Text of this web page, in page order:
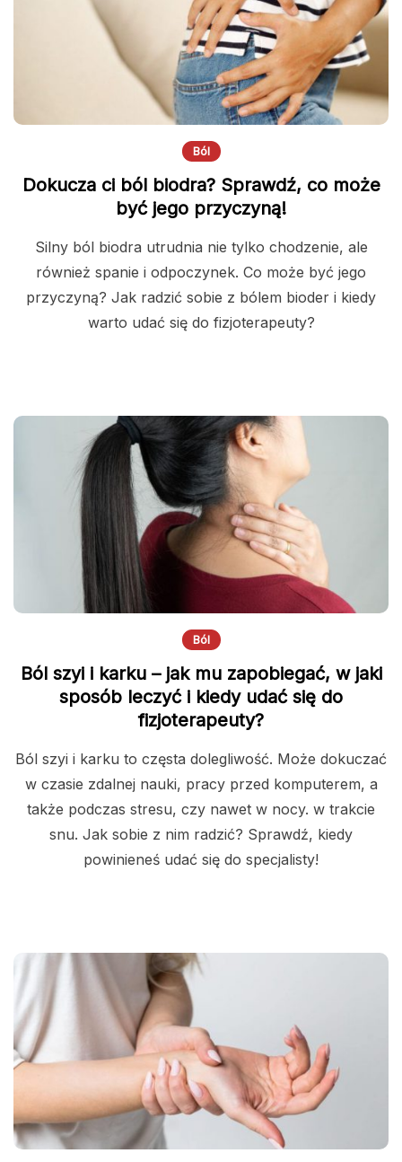
Ból
Dokucza ci ból biodra? Sprawdź, co może
być jego przyczyną!
Silny ból biodra utrudnia nie tylko chodzenie, ale
również spanie i odpoczynek. Co może być jego
przyczyną? Jak radzić sobie z bólem bioder i kiedy
warto udać się do fizjoterapeuty?
Ból
Ból szyi i karku – jak mu zapobiegać, w jaki
sposób leczyć i kiedy udać się do
fizjoterapeuty?
Ból szyi i karku to częsta dolegliwość. Może dokuczać
w czasie zdalnej nauki, pracy przed komputerem, a
także podczas stresu, czy nawet w nocy. w trakcie
snu. Jak sobie z nim radzić? Sprawdź, kiedy
powinieneś udać się do specjalisty!